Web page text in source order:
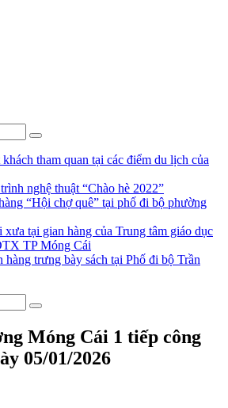
tham quan tại các điểm du lịch của
nghệ thuật “Chào hè 2022”
“Hội chợ quê” tại phố đi bộ phường
tại gian hàng của Trung tâm giáo dục
TP Móng Cái
trưng bày sách tại Phố đi bộ Trần
Móng Cái 1 tiếp công
05/01/2026